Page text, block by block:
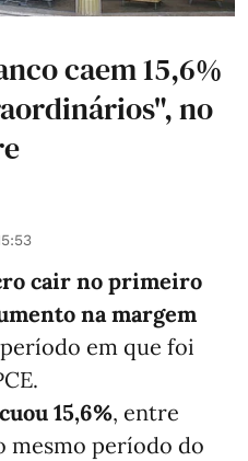
caem 15,6%
no
cair no primeiro
na margem
em que foi
15,6%, entre
mesmo período do